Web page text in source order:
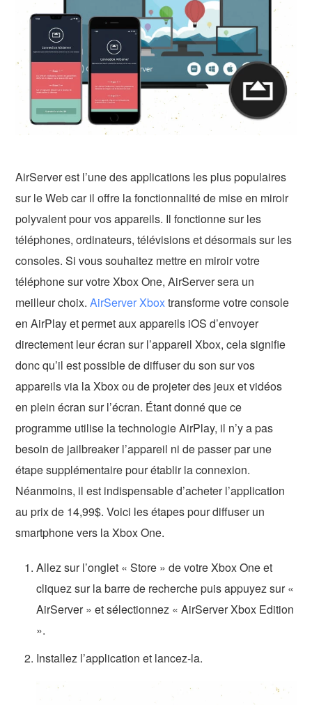
AirServer est l’une des applications les plus populaires
sur le Web car il offre la fonctionnalité de mise en miroir
polyvalent pour vos appareils. Il fonctionne sur les
téléphones, ordinateurs, télévisions et désormais sur les
consoles. Si vous souhaitez mettre en miroir votre
téléphone sur votre Xbox One, AirServer sera un
meilleur choix.AirServer Xboxtransforme votre console
en AirPlay et permet aux appareils iOS d’envoyer
directement leur écran sur l’appareil Xbox, cela signifie
donc qu’il est possible de diffuser du son sur vos
appareils via la Xbox ou de projeter des jeux et vidéos
en plein écran sur l’écran. Étant donné que ce
programme utilise la technologie AirPlay, il n’y a pas
besoin de jailbreaker l’appareil ni de passer par une
étape supplémentaire pour établir la connexion.
Néanmoins, il est indispensable d’acheter l’application
au prix de 14,99$. Voici les étapes pour diffuser un
smartphone vers la Xbox One.
Allez sur l’onglet « Store » de votre Xbox One et
cliquez sur la barre de recherche puis appuyez sur «
AirServer » et sélectionnez « AirServer Xbox Edition
».
Installez l’application et lancez-la.